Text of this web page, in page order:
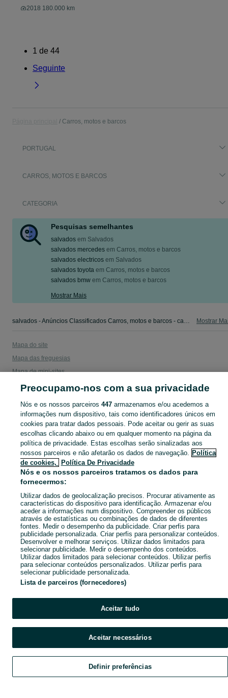
2018 180.000 km
1 de 44
Seguinte
Carros, motos e barcos
PORTUGAL
CARROS, MOTOS E BARCOS
CATEGORIA
Pesquisas semelhantes
salvados em Salvados
salvados mercedes em Carros, motos e barcos
salvados electricos em Salvados
salvados toyota em Carros, motos e barcos
salvados bmw em Carros, motos e barcos
Mostrar Mais
salvados - Anúncios Classificados Carros, motos e barcos - camiões, salvados,autocaravanas, scooters e outros. Veja os anúncios ou publique o seu anúncio grátis no OLX Portugal. Mostrar
Mapa do site
Mapa das freguesias
Mapa de mini-sites
Pesquisas populares
Explorar Favoritos Vender Chat Conta
Preocupamo-nos com a sua privacidade
Nós e os nossos parceiros 447armazenamos e/ou acedemos a
informações num dispositivo, tais como identificadores únicos em
cookies para tratar dados pessoais. Pode aceitar ou gerir as suas
escolhas clicando abaixo ou em qualquer momento na página da
política de privacidade. Estas escolhas serão sinalizadas aos
nossos parceiros e não afetarão os dados de navegação. Política
de cookies,
Política De Privacidade
Nós e os nossos parceiros tratamos os dados para
fornecermos:
Utilizar dados de geolocalização precisos. Procurar ativamente as
características do dispositivo para identificação. Armazenar e/ou
aceder a informações num dispositivo. Compreender os públicos
através de estatísticas ou combinações de dados de diferentes
fontes. Medir o desempenho da publicidade. Criar perfis para
publicidade personalizada. Criar perfis para personalizar conteúdos.
Desenvolver e melhorar serviços. Utilizar dados limitados para
selecionar publicidade. Medir o desempenho dos conteúdos.
Utilizar dados limitados para selecionar conteúdos. Utilizar perfis
para selecionar conteúdos personalizados. Utilizar perfis para
selecionar publicidade personalizada.
Lista de parceiros (fornecedores)
Aceitar tudo
Aceitar necessários
Definir preferências